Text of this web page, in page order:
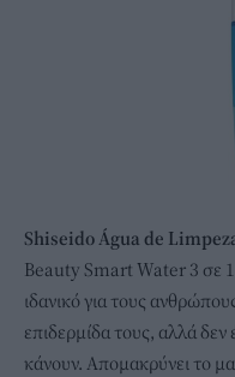
Shiseido Água de
Beauty Smart Water 3 σε 1
ιδανικό για τους
επιδερμίδα τους, αλλά
κάνουν. Απομακρύνει το